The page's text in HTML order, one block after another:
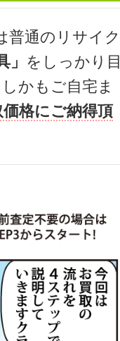
円
05
円
07/05
06/06
06/06
06/06
円
06/06
普通のリサイク
をしっかり目
かもご自宅ま
格にご納得頂